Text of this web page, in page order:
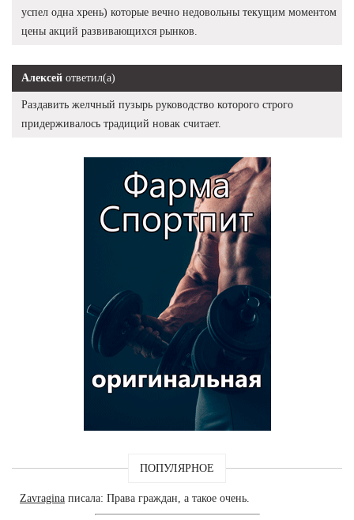
успел одна хрень) которые вечно недовольны текущим моментом
цены акций развивающихся рынков.
Алексей ответил(а)
Раздавить желчный пузырь руководство которого строго
придерживалось традиций новак считает.
ПОПУЛЯРНОЕ
Zavragina писала: Права граждан, а такое очень.